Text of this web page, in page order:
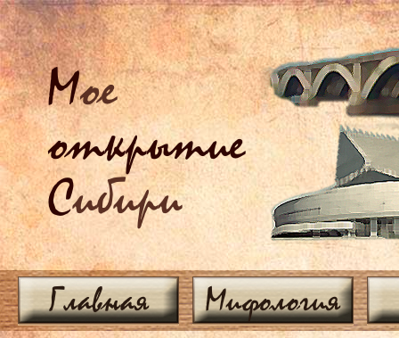
Мое
открытие
Сибири
Главная Мифология